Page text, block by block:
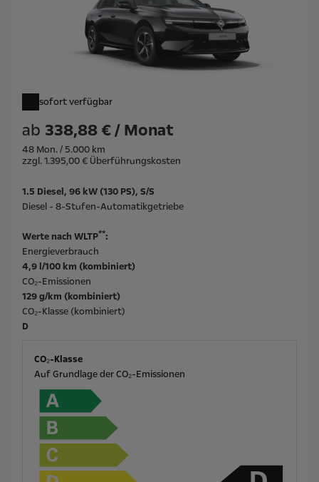
sofort verfügbar
ab 338,88 € / Monat
48 Mon. / 5.000 km
zzgl. 1.395,00 € Überführungskosten
1.5 Diesel, 96 kW (130 PS), S/S
Diesel - 8-Stufen-Automatikgetriebe
Werte nach WLTP**:
Energieverbrauch
4,9 l/100 km (kombiniert)
CO₂-Emissionen
129 g/km (kombiniert)
CO₂-Klasse (kombiniert)
D
CO₂-Klasse
Auf Grundlage der CO₂-Emissionen